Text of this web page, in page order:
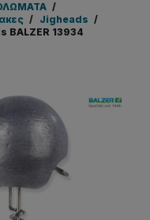
/
/ Jigheads /
BALZER 13934